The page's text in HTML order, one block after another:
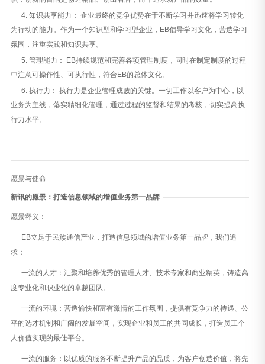
4. 知识共享能力： 企业最终的竞争优势在于不断学习并迅速将学习转化
为行动的能力。作为一个知识型和学习型企业，EB倡导学习文化，营造学习
氛围，注重实践和知识共享。
5. 管理能力： EB持续规范和完善各项管理制度，同时在制定制度的过程
中注意可操作性、可执行性，符合EB的总体文化。
6. 执行力： 执行力是企业管理成败的关键。一切工作以客户为中心，以
业务为主线，落实精细化管理，通过过程的监督和结果的考核，切实提高执
行力水平。
愿景与使命
新讯的愿景：打造信息领域的增值业务第一品牌
愿景释义：
EB立足于民族通信产业，打造信息领域的增值业务第一品牌，我们追
求：
一流的人才：汇聚和培养优秀的管理人才、技术专家和商业精英，铸造高
度专业化和职业化的卓越团队。
一流的环境：营造愉快和富有激情的工作氛围，提供有竞争力的待遇、公
平的选才机制和广阔的发展空间，实现企业和员工的共同成长，打造员工个
人价值实现的最佳平台。
一流的服务：以优质的服务不断提升产品的品质，为客户创造价值，将先